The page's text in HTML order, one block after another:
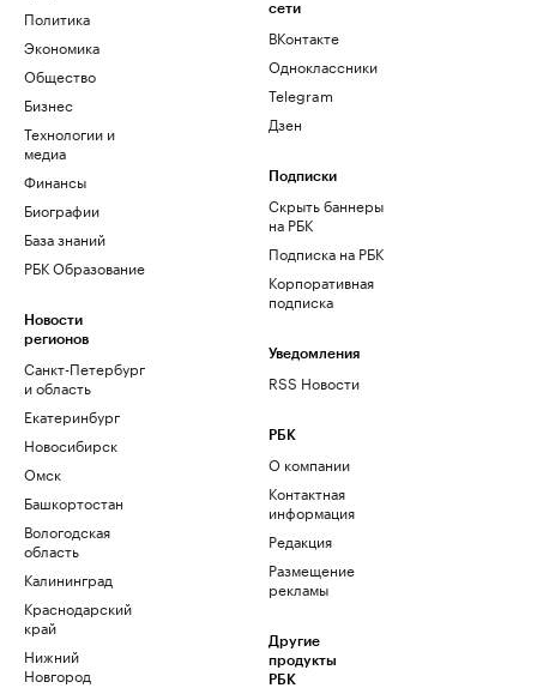
Политика
Экономика
Общество
Бизнес
Технологии и
медиа
Финансы
Биографии
База знаний
РБК Образование
Новости
регионов
Санкт-Петербург
и область
Екатеринбург
Новосибирск
Омск
Башкортостан
Вологодская
область
Калининград
Краснодарский
край
Нижний
Новгород
сети
ВКонтакте
Одноклассники
Telegram
Дзен
Подписки
Скрыть баннеры
на РБК
Подписка на РБК
Корпоративная
подписка
Уведомления
RSS Новости
РБК
О компании
Контактная
информация
Редакция
Размещение
рекламы
Другие
продукты
РБК